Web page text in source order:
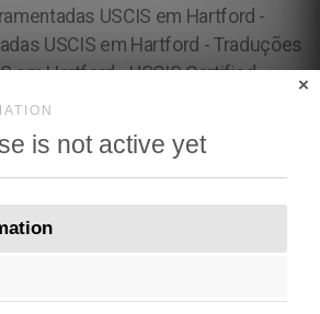
is not active yet
×